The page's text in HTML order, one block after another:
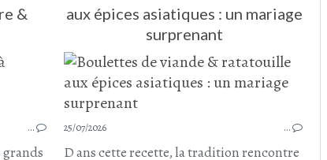
&
PARMENTIER
PLAT COMPLET
BOEUF
…
aux épices asiatiques : un mariage
surprenant
25/07/2026 …
D ans cette recette, la tradition rencontre